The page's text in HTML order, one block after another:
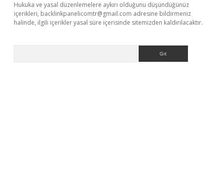
Hukuka ve yasal düzenlemelere aykırı olduğunu düşündüğünüz
içerikleri, backlinkpanelicomtr@gmail.com adresine bildirmeniz
halinde, ilgili içerikler yasal süre içerisinde sitemizden kaldırılacaktır.